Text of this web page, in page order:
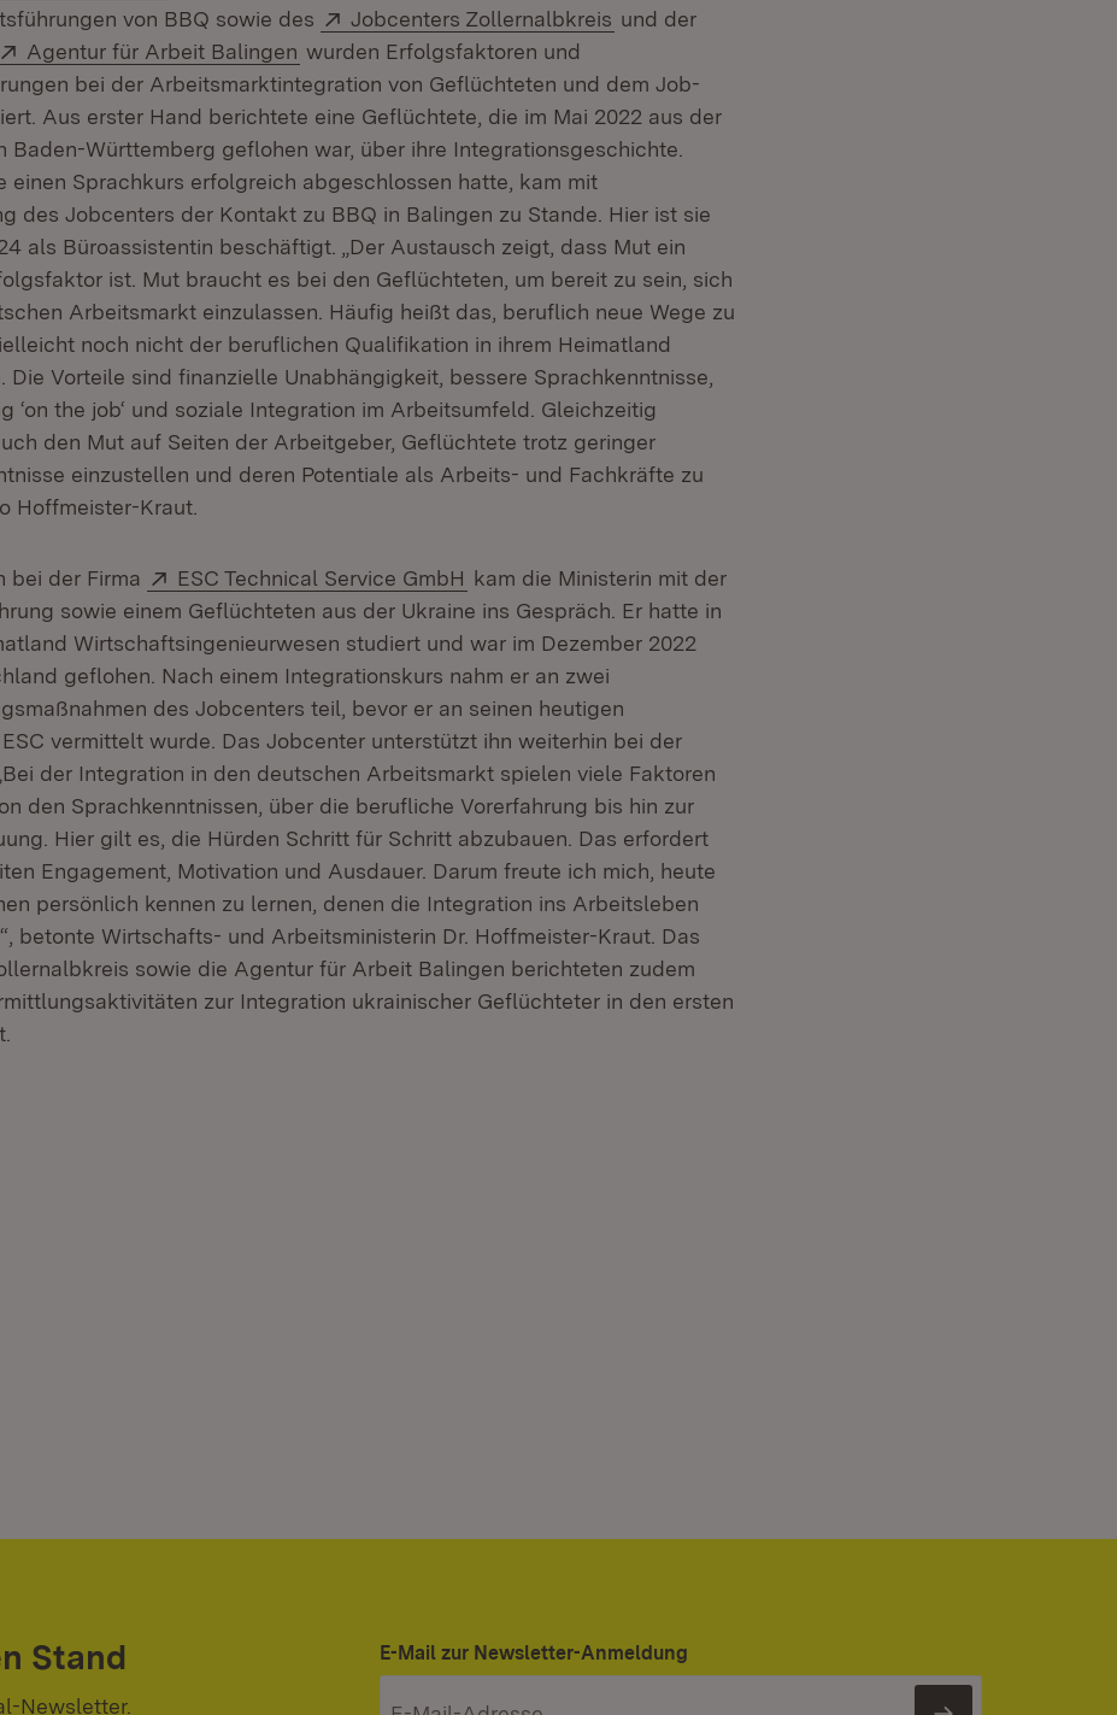
von BBQ sowie des
Extern:
Jobcenters Zollernalbkreis (Öffnet in neuem Fenster)
und der
Extern:
Agentur für Arbeit Balingen (Öffnet in neuem Fenster)
wurden Erfolgsfaktoren und
bei der Arbeitsmarktintegration von Geflüchteten und dem Job-
Aus erster Hand berichtete eine Geflüchtete, die im Mai 2022 aus der
Baden-Württemberg geflohen war, über ihre Integrationsgeschichte.
einen Sprachkurs erfolgreich abgeschlossen hatte, kam mit
des Jobcenters der Kontakt zu BBQ in Balingen zu Stande. Hier ist sie
als Büroassistentin beschäftigt. „Der Austausch zeigt, dass Mut ein
ist. Mut braucht es bei den Geflüchteten, um bereit zu sein, sich
Arbeitsmarkt einzulassen. Häufig heißt das, beruflich neue Wege zu
noch nicht der beruflichen Qualifikation in ihrem Heimatland
Die Vorteile sind finanzielle Unabhängigkeit, bessere Sprachkenntnisse,
‘on the job‘ und soziale Integration im Arbeitsumfeld. Gleichzeitig
den Mut auf Seiten der Arbeitgeber, Geflüchtete trotz geringer
einzustellen und deren Potentiale als Arbeits- und Fachkräfte zu
Hoffmeister-Kraut.
bei der Firma Extern:
ESC Technical Service GmbH (Öffnet in neuem Fenster)
kam die Ministerin mit der
sowie einem Geflüchteten aus der Ukraine ins Gespräch. Er hatte in
Wirtschaftsingenieurwesen studiert und war im Dezember 2022
geflohen. Nach einem Integrationskurs nahm er an zwei
des Jobcenters teil, bevor er an seinen heutigen
vermittelt wurde. Das Jobcenter unterstützt ihn weiterhin bei der
der Integration in den deutschen Arbeitsmarkt spielen viele Faktoren
den Sprachkenntnissen, über die berufliche Vorerfahrung bis hin zur
Hier gilt es, die Hürden Schritt für Schritt abzubauen. Das erfordert
Engagement, Motivation und Ausdauer. Darum freute ich mich, heute
persönlich kennen zu lernen, denen die Integration ins Arbeitsleben
betonte Wirtschafts- und Arbeitsministerin Dr. Hoffmeister-Kraut. Das
sowie die Agentur für Arbeit Balingen berichteten zudem
zur Integration ukrainischer Geflüchteter in den ersten
Stand
Newsletter.
E-Mail zur Newsletter-Anmeldung